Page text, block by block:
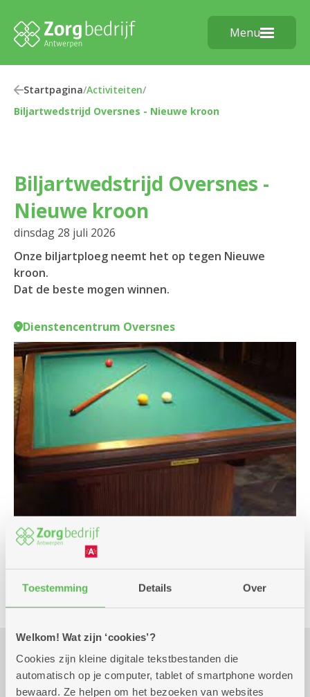
Toestemming Details Over
Welkom! Wat zijn ‘cookies’?
Cookies zijn kleine digitale tekstbestanden die
automatisch op je computer, tablet of smartphone worden
bewaard. Ze helpen om het bezoeken van websites
Menu
Startpagina/Activiteiten/
Biljartwedstrijd Oversnes - Nieuwe kroon
Biljartwedstrijd Oversnes -
Nieuwe kroon
dinsdag 28 juli 2026
Onze biljartploeg neemt het op tegen Nieuwe
kroon.
Dat de beste mogen winnen.
Dienstencentrum Oversnes
Praktisch